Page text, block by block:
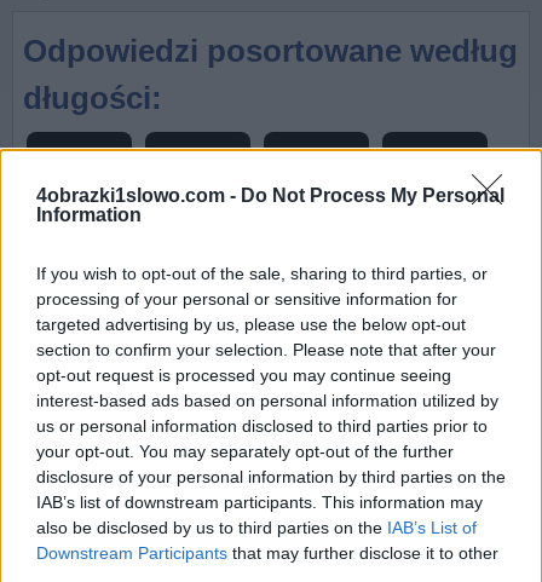
4obrazki1slowo.com - Do Not Process My Personal
Information
If you wish to opt-out of the sale, sharing to third parties, or
processing of your personal or sensitive information for
targeted advertising by us, please use the below opt-out
section to confirm your selection. Please note that after your
opt-out request is processed you may continue seeing
interest-based ads based on personal information utilized by
us or personal information disclosed to third parties prior to
your opt-out. You may separately opt-out of the further
disclosure of your personal information by third parties on the
IAB’s list of downstream participants. This information may
also be disclosed by us to third parties on the IAB’s List of
Downstream Participants that may further disclose it to other
Odpowiedzi posortowane według
długości:
3 litery 4 litery 5 litery 6 litery
7 litery
Szukaj według tekstu
chronionego prawem autorskim:
Kliknij obraz w aplikacji, aby wyświetlić tekst
chroniony prawem autorskim.
Wyszukaj
według
liter,
wprowadź
Szukaj
Wyszukaj według liter, wprowadź